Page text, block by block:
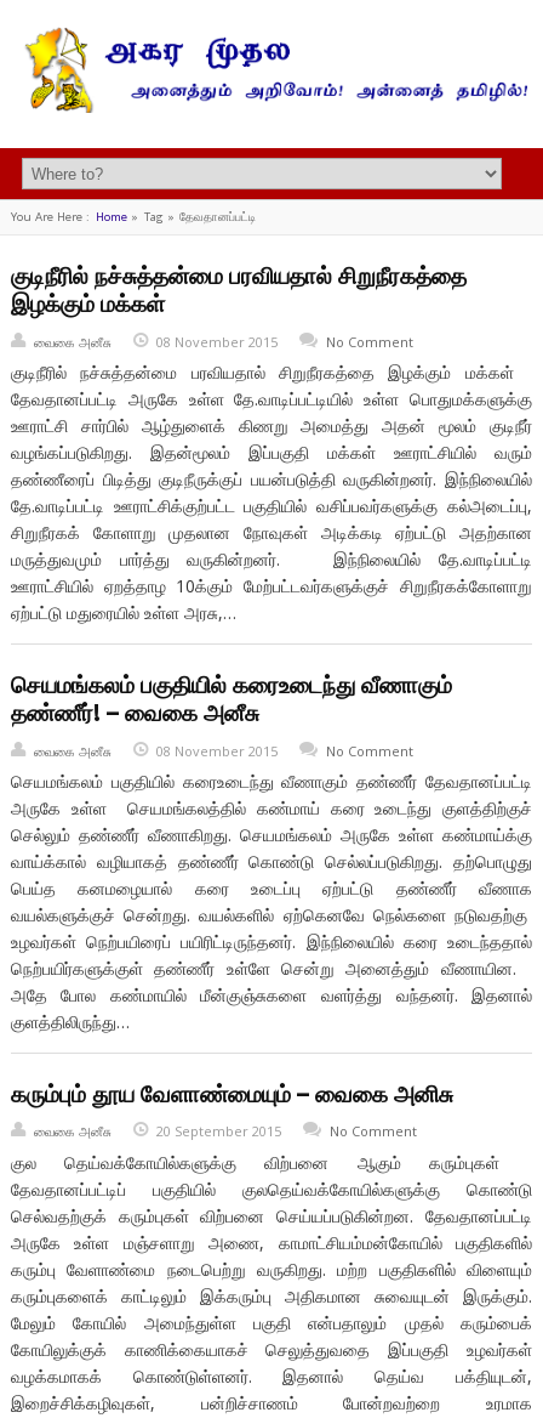
You Are Here : Home» Tag » தேவதானப்பட்டி
குடிநீரில் நச்சுத்தன்மை பரவியதால் சிறுநீரகத்தை
இழக்கும் மக்கள்
வைகை அனீசு 08 November 2015 No Comment
குடிநீரில் நச்சுத்தன்மை பரவியதால் சிறுநீரகத்தை இழக்கும் மக்கள்
தேவதானப்பட்டி அருகே உள்ள தே.வாடிப்பட்டியில் உள்ள பொதுமக்களுக்கு
ஊராட்சி சார்பில் ஆழ்துளைக் கிணறு அமைத்து அதன் மூலம் குடிநீர்
வழங்கப்படுகிறது. இதன்மூலம் இப்பகுதி மக்கள் ஊராட்சியில் வரும்
தண்ணீரைப் பிடித்து குடிநீருக்குப் பயன்படுத்தி வருகின்றனர். இந்நிலையில்
தே.வாடிப்பட்டி ஊராட்சிக்குற்பட்ட பகுதியில் வசிப்பவர்களுக்கு கல்அடைப்பு,
சிறுநீரகக் கோளாறு முதலான நோவுகள் அடிக்கடி ஏற்பட்டு அதற்கான
மருத்துவமும் பார்த்து வருகின்றனர். இந்நிலையில் தே.வாடிப்பட்டி
ஊராட்சியில் ஏறத்தாழ 10க்கும் மேற்பட்டவர்களுக்குச் சிறுநீரகக்கோளாறு
ஏற்பட்டு மதுரையில் உள்ள அரசு,…
செயமங்கலம் பகுதியில் கரைஉடைந்து வீணாகும்
தண்ணீர்! – வைகை அனீசு
வைகை அனீசு 08 November 2015 No Comment
செயமங்கலம் பகுதியில் கரைஉடைந்து வீணாகும் தண்ணீர் தேவதானப்பட்டி
அருகே உள்ள செயமங்கலத்தில் கண்மாய் கரை உடைந்து குளத்திற்குச்
செல்லும் தண்ணீர் வீணாகிறது. செயமங்கலம் அருகே உள்ள கண்மாய்க்கு
வாய்க்கால் வழியாகத் தண்ணீர் கொண்டு செல்லப்படுகிறது. தற்பொழுது
பெய்த கனமழையால் கரை உடைப்பு ஏற்பட்டு தண்ணீர் வீணாக
வயல்களுக்குச் சென்றது. வயல்களில் ஏற்கெனவே நெல்களை நடுவதற்கு
உழவர்கள் நெற்பயிரைப் பயிரிட்டிருந்தனர். இந்நிலையில் கரை உடைந்ததால்
நெற்பயிர்களுக்குள் தண்ணீர் உள்ளே சென்று அனைத்தும் வீணாயின.
அதே போல கண்மாயில் மீன்குஞ்சுகளை வளர்த்து வந்தனர். இதனால்
குளத்திலிருந்து…
கரும்பும் தூய வேளாண்மையும் – வைகை அனிசு
வைகை அனீசு 20 September 2015 No Comment
குல தெய்வக்கோயில்களுக்கு விற்பனை ஆகும் கரும்புகள்
தேவதானப்பட்டிப் பகுதியில் குலதெய்வக்கோயில்களுக்கு கொண்டு
செல்வதற்குக் கரும்புகள் விற்பனை செய்யப்படுகின்றன. தேவதானப்பட்டி
அருகே உள்ள மஞ்சளாறு அணை, காமாட்சியம்மன்கோயில் பகுதிகளில்
கரும்பு வேளாண்மை நடைபெற்று வருகிறது. மற்ற பகுதிகளில் விளையும்
கரும்புகளைக் காட்டிலும் இக்கரும்பு அதிகமான சுவையுடன் இருக்கும்.
மேலும் கோயில் அமைந்துள்ள பகுதி என்பதாலும் முதல் கரும்பைக்
கோயிலுக்குக் காணிக்கையாகச் செலுத்துவதை இப்பகுதி உழவர்கள்
வழக்கமாகக் கொண்டுள்ளனர். இதனால் தெய்வ பக்தியுடன்,
இறைச்சிக்கழிவுகள், பன்றிச்சாணம் போன்றவற்றை உரமாக